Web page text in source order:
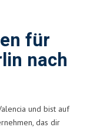
für
nach
und bist auf
das dir